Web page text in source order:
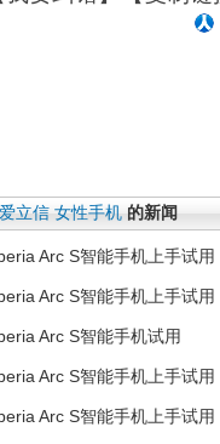
立信 女性手机 的新闻
Arc S智能手机上手试用
Arc S智能手机上手试用
Arc S智能手机试用
Arc S智能手机上手试用
Arc S智能手机上手试用